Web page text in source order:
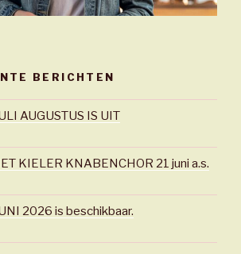
BERICHTEN
AUGUSTUS IS UIT
KIELER KNABENCHOR 21 juni a.s.
2026 is beschikbaar.